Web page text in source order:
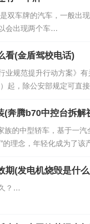
的汽车，一般出现在
会出现两个车…
看(金盾驾校电话)
业规范提升行动方案》
起，除公安部规定可直
考试前学时核查，新受
奔腾b70中控台拆解
族的中型轿车，基于一
的理念，年轻化成为了
灯组及下方贯穿式前保
期(发电机烧毁是什
？…